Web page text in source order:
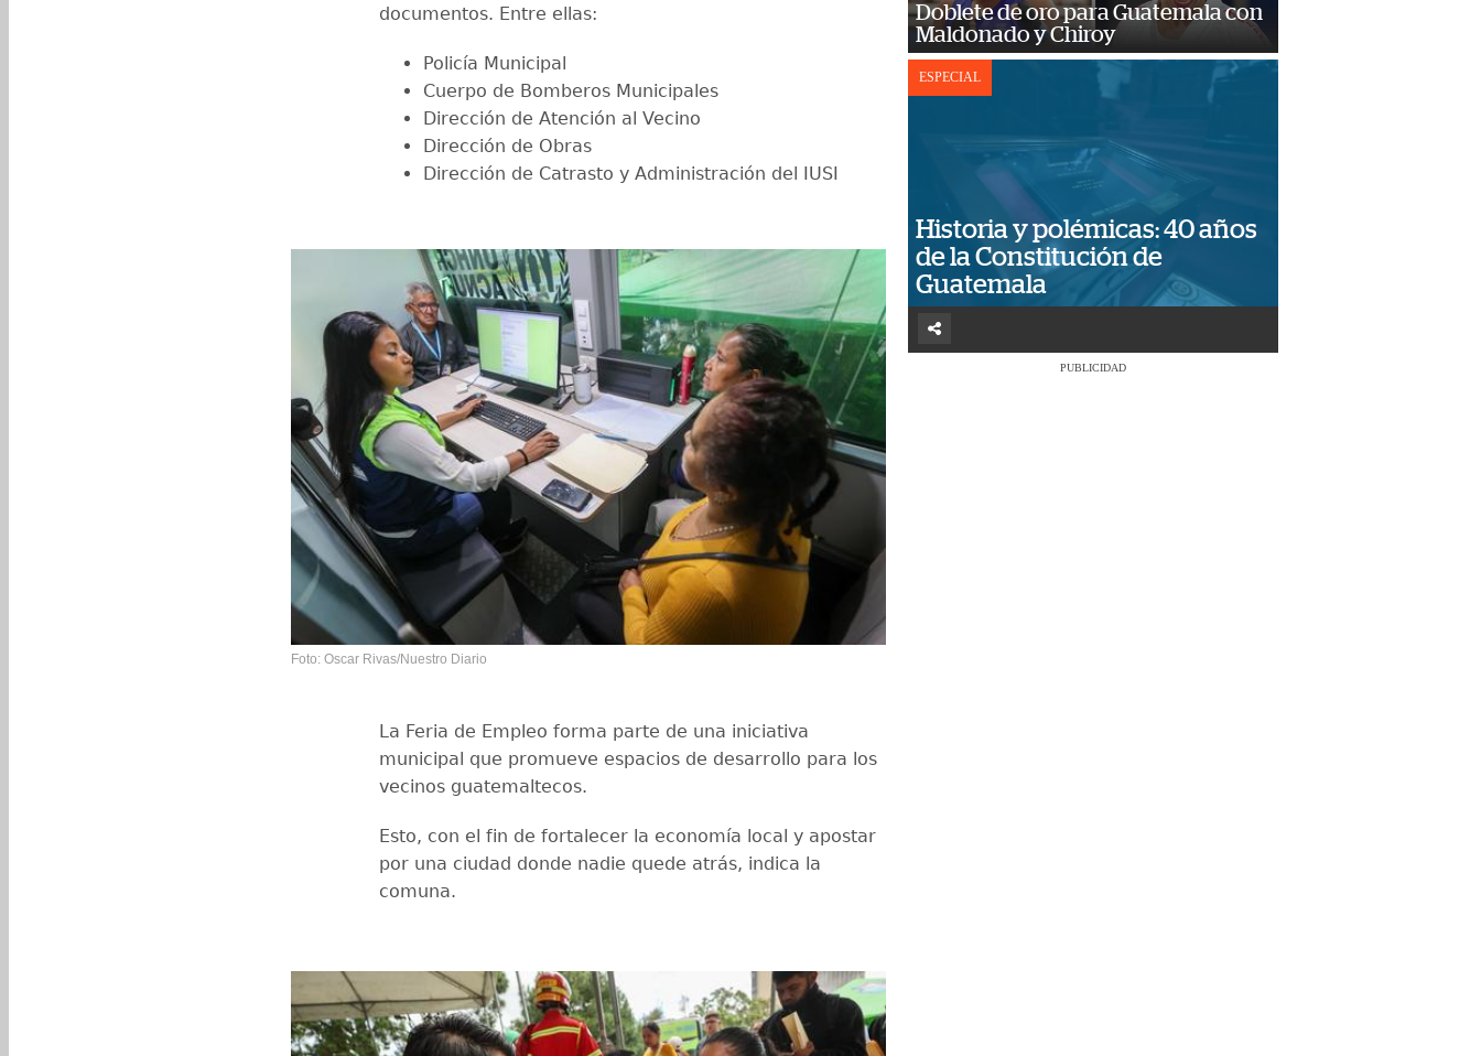
documentos. Entre ellas:
Policía Municipal
Cuerpo de Bomberos Municipales
Dirección de Atención al Vecino
Dirección de Obras
Dirección de Catrasto y Administración del IUSI
Foto: Oscar Rivas/Nuestro Diario
La Feria de Empleo forma parte de una iniciativa
municipal que promueve espacios de desarrollo para los
vecinos guatemaltecos.
Esto, con el fin de fortalecer la economía local y apostar
por una ciudad donde nadie quede atrás, indica la
comuna.
Doblete de oro para Guatemala con
Maldonado y Chiroy
ESPECIAL
Historia y polémicas: 40 años
de la Constitución de
Guatemala
PUBLICIDAD